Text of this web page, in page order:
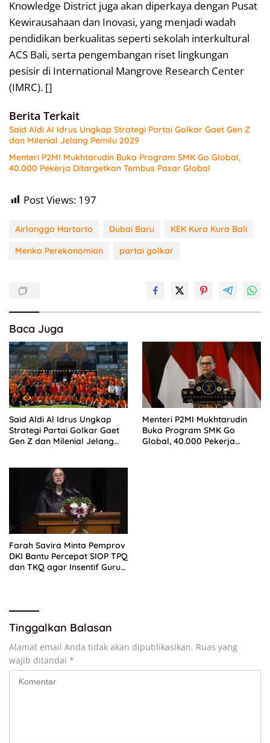
Knowledge District juga akan diperkaya dengan Pusat
Kewirausahaan dan Inovasi, yang menjadi wadah
pendidikan berkualitas seperti sekolah interkultural
ACS Bali, serta pengembangan riset lingkungan
pesisir di International Mangrove Research Center
(IMRC). []
Berita Terkait
Said Aldi Al Idrus Ungkap Strategi Partai Golkar Gaet Gen Z
dan Milenial Jelang Pemilu 2029
Menteri P2MI Mukhtarudin Buka Program SMK Go Global,
40.000 Pekerja Ditargetkan Tembus Pasar Global
Post Views: 197
Airlangga Hartarto Dubai Baru
KEK Kura Kura Bali
Menko Perekonomian
partai golkar
Baca Juga
Said Aldi Al Idrus Ungkap
Strategi Partai Golkar Gaet
Gen Z dan Milenial Jelang
Menteri P2MI Mukhtarudin
Buka Program SMK Go
Global, 40.000 Pekerja
Farah Savira Minta Pemprov
DKI Bantu Percepat SIOP TPQ
dan TKQ agar Insentif Guru
Tinggalkan Balasan
Alamat email Anda tidak akan dipublikasikan. Ruas yang
wajib ditandai *